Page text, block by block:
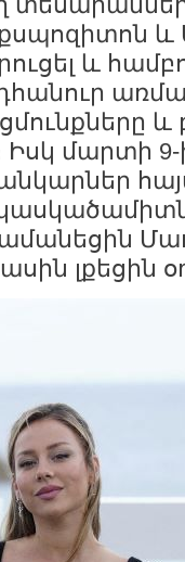
և
մարտի 9-
լքեցին